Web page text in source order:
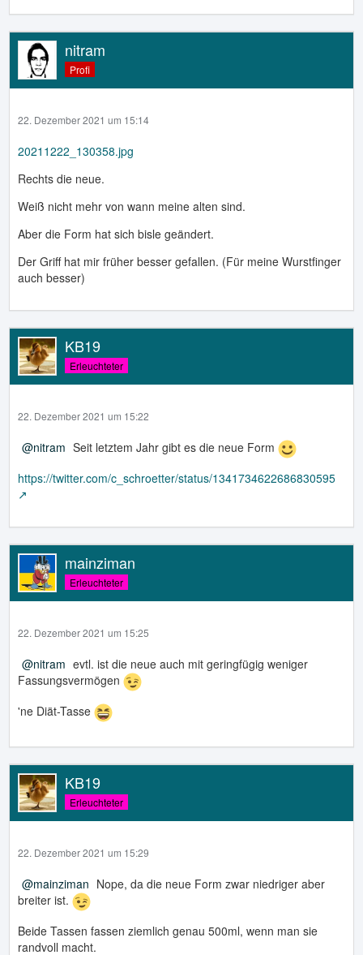
nitram
Profi
22. Dezember 2021 um 15:14
20211222_130358.jpg
Rechts die neue.
Weiß nicht mehr von wann meine alten sind.
Aber die Form hat sich bisle geändert.
Der Griff hat mir früher besser gefallen. (Für meine Wurstfinger
auch besser)
KB19
Erleuchteter
22. Dezember 2021 um 15:22
nitram Seit letztem Jahr gibt es die neue Form
https://twitter.com/c_schroetter/status/1341734622686830595
mainziman
Erleuchteter
22. Dezember 2021 um 15:25
nitram evtl. ist die neue auch mit geringfügig weniger
Fassungsvermögen
'ne Diät-Tasse
KB19
Erleuchteter
22. Dezember 2021 um 15:29
mainziman Nope, da die neue Form zwar niedriger aber
breiter ist.
Beide Tassen fassen ziemlich genau 500ml, wenn man sie
randvoll macht.